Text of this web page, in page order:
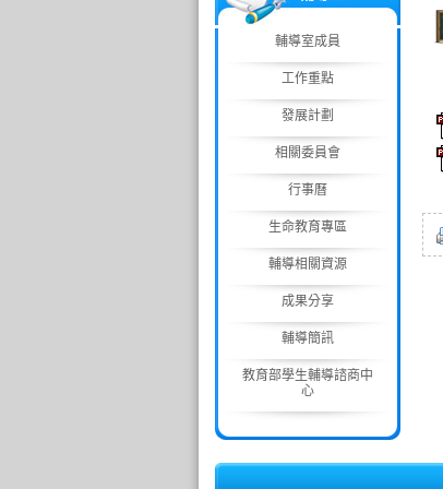
輔導室成員
工作重點
發展計劃
相關委員會
行事曆
生命教育專區
輔導相關資源
成果分享
輔導簡訊
教育部學生輔導諮商中
心